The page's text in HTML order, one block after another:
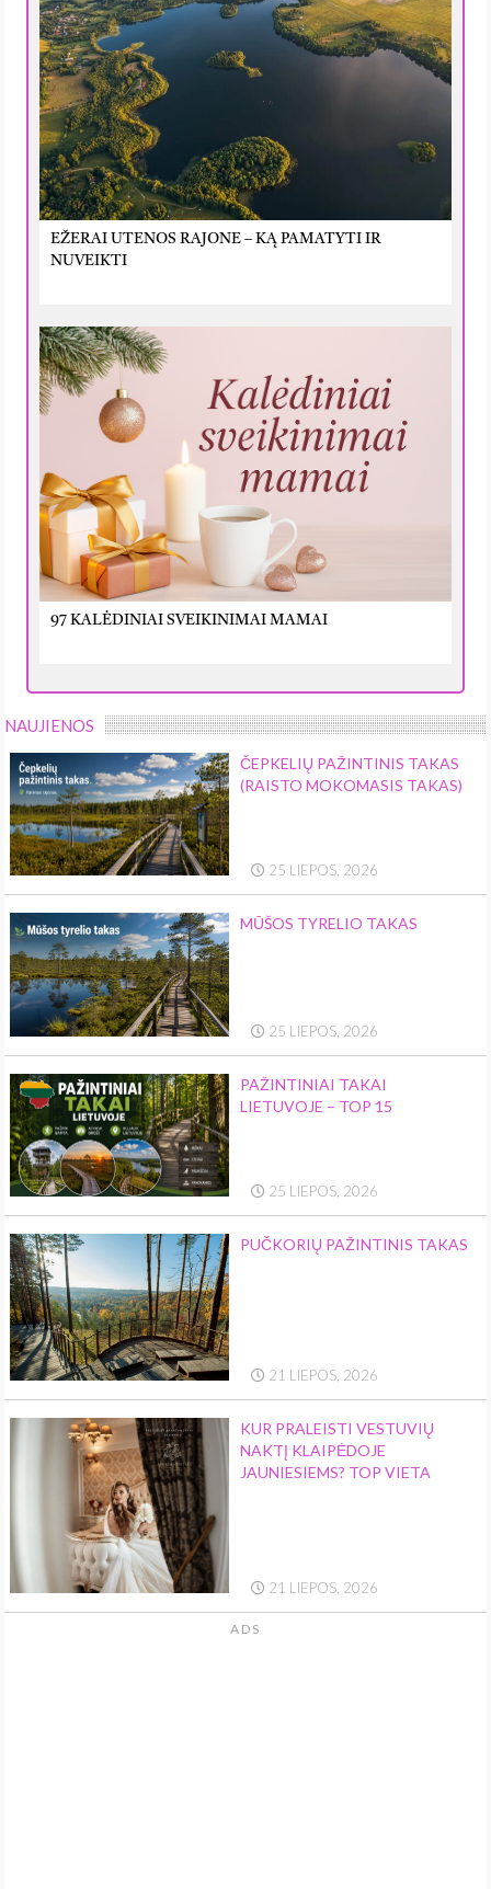
EŽERAI UTENOS RAJONE – KĄ PAMATYTI IR
NUVEIKTI
97 KALĖDINIAI SVEIKINIMAI MAMAI
NAUJIENOS
ČEPKELIŲ PAŽINTINIS TAKAS
(RAISTO MOKOMASIS TAKAS)
25 LIEPOS, 2026
MŪŠOS TYRELIO TAKAS
25 LIEPOS, 2026
PAŽINTINIAI TAKAI
LIETUVOJE – TOP 15
25 LIEPOS, 2026
PUČKORIŲ PAŽINTINIS TAKAS
21 LIEPOS, 2026
KUR PRALEISTI VESTUVIŲ
NAKTĮ KLAIPĖDOJE
JAUNIESIEMS? TOP VIETA
21 LIEPOS, 2026
ADS